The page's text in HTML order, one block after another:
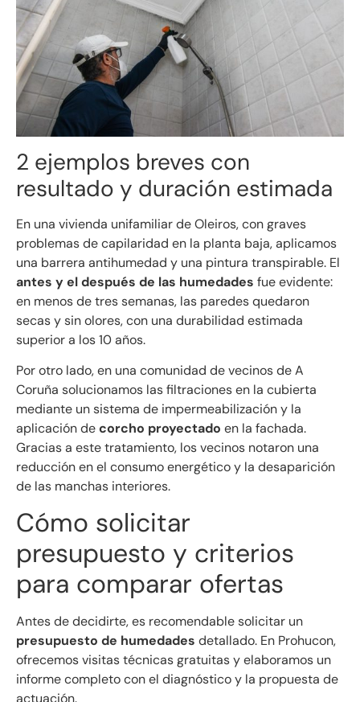
2 ejemplos breves con
resultado y duración estimada
En una vivienda unifamiliar de Oleiros, con graves
problemas de capilaridad en la planta baja, aplicamos
una barrera antihumedad y una pintura transpirable. El
antes y el después de las humedades fue evidente:
en menos de tres semanas, las paredes quedaron
secas y sin olores, con una durabilidad estimada
superior a los 10 años.
Por otro lado, en una comunidad de vecinos de A
Coruña solucionamos las filtraciones en la cubierta
mediante un sistema de impermeabilización y la
aplicación decorcho proyectado en la fachada.
Gracias a este tratamiento, los vecinos notaron una
reducción en el consumo energético y la desaparición
de las manchas interiores.
Cómo solicitar
presupuesto y criterios
para comparar ofertas
Antes de decidirte, es recomendable solicitar un
presupuesto de humedades detallado. En Prohucon,
ofrecemos visitas técnicas gratuitas y elaboramos un
informe completo con el diagnóstico y la propuesta de